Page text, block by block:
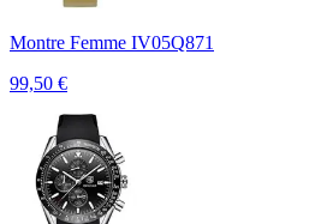
Montre Femme IV05Q871
99,50 €